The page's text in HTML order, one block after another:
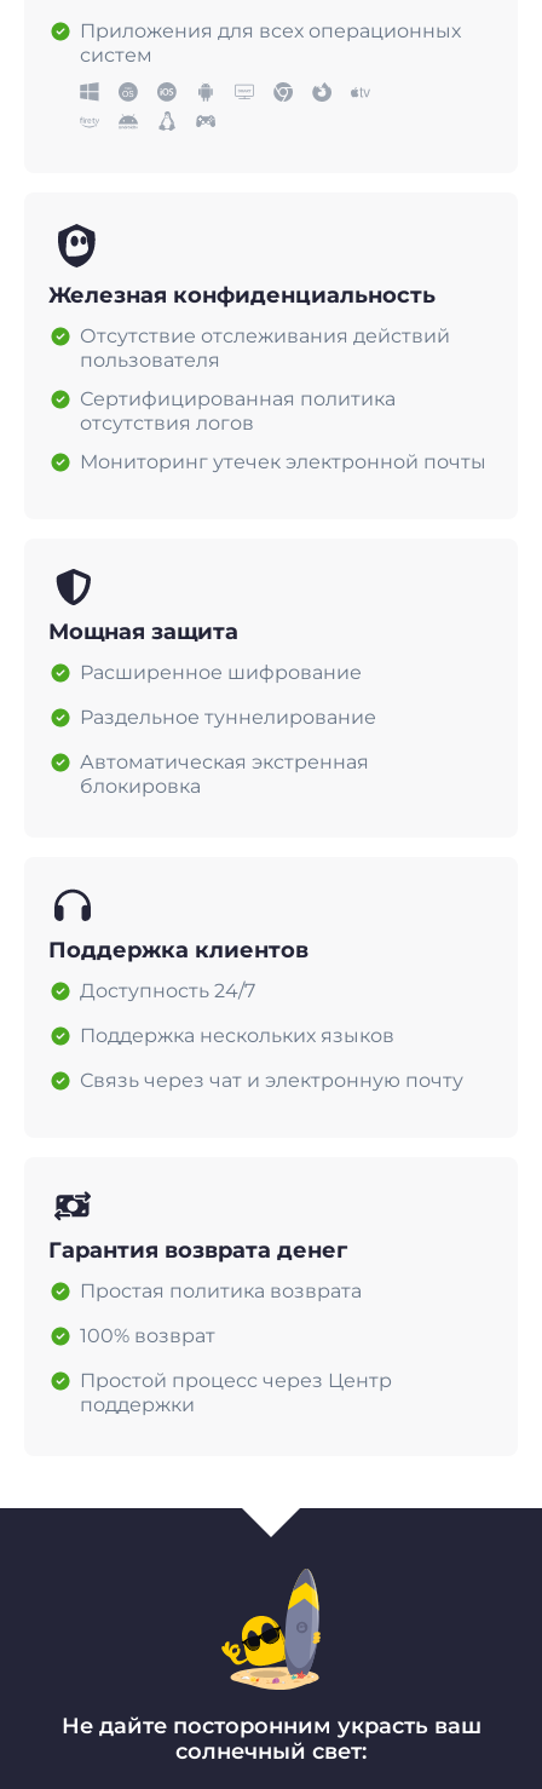
Приложения для всех операционных
систем
Железная конфиденциальность
Отсутствие отслеживания действий
пользователя
Сертифицированная политика
отсутствия логов
Мониторинг утечек электронной почты
Мощная защита
Расширенное шифрование
Раздельное туннелирование
Автоматическая экстренная
блокировка
Поддержка клиентов
Доступность 24/7
Поддержка нескольких языков
Связь через чат и электронную почту
Гарантия возврата денег
Простая политика возврата
100% возврат
Простой процесс через Центр
поддержки
Не дайте посторонним украсть ваш
солнечный свет: